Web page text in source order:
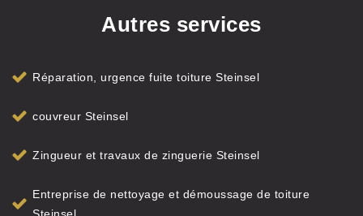
Autres services
Réparation, urgence fuite toiture Steinsel
couvreur Steinsel
Zingueur et travaux de zinguerie Steinsel
Entreprise de nettoyage et démoussage de toiture